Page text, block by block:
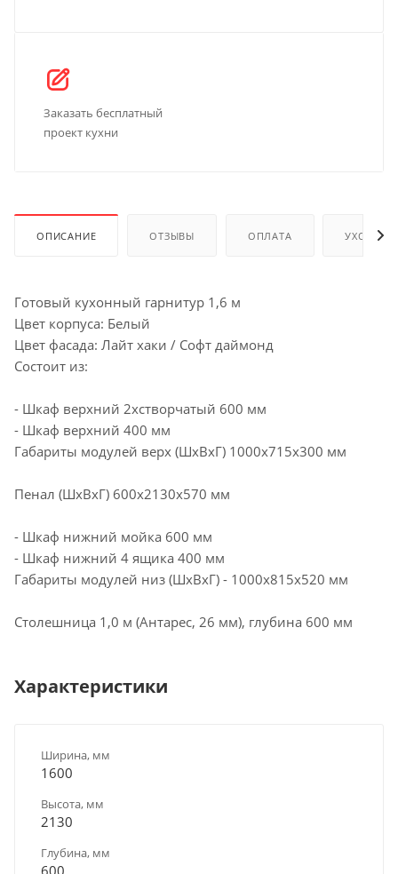
Заказать бесплатный
проект кухни
ОПИСАНИЕ ОТЗЫВЫ ОПЛАТА УХОД И
Готовый кухонный гарнитур 1,6 м
Цвет корпуса: Белый
Цвет фасада: Лайт хаки / Софт даймонд
Состоит из:
- Шкаф верхний 2хстворчатый 600 мм
- Шкаф верхний 400 мм
Габариты модулей верх (ШхВхГ) 1000х715х300 мм
Пенал (ШхВхГ) 600х2130х570 мм
- Шкаф нижний мойка 600 мм
- Шкаф нижний 4 ящика 400 мм
Габариты модулей низ (ШхВхГ) - 1000х815х520 мм
Столешница 1,0 м (Антарес, 26 мм), глубина 600 мм
Характеристики
Ширина, мм
1600
Высота, мм
2130
Глубина, мм
600